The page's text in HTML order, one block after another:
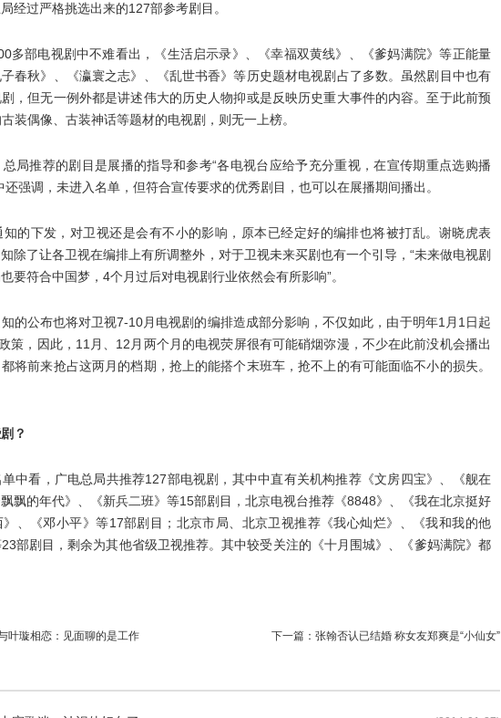
经过严格挑选出来的127部参考剧目。
部电视剧中不难看出，《生活启示录》、《幸福双黄线》、《爹妈满院》等正能量
春秋》、《瀛寰之志》、《乱世书香》等历史题材电视剧占了多数。虽然剧目中也有
，但无一例外都是讲述伟大的历史人物抑或是反映历史重大事件的内容。至于此前预
装偶像、古装神话等题材的电视剧，则无一上榜。
推荐的剧目是展播的指导和参考“各电视台应给予充分重视，在宣传期重点选购播
还强调，未进入名单，但符合宣传要求的优秀剧目，也可以在展播期间播出。
下发，对卫视还是会有不小的影响，原本已经定好的编排也将被打乱。谢晓虎表
除了让各卫视在编排上有所调整外，对于卫视未来买剧也有一个引导，“未来做电视剧
要符合中国梦，4个月过后对电视剧行业依然会有所影响”。
公布也将对卫视7-10月电视剧的编排造成部分影响，不仅如此，由于明年1月1日起
策，因此，11月、12月两个月的电视荧屏很有可能硝烟弥漫，不少在此前没机会播出
将前来抢占这两月的档期，抢上的能搭个末班车，抢不上的有可能面临不小的损失。
？
看，广电总局共推荐127部电视剧，其中中直有关机构推荐《文房四宝》、《舰在
飘的年代》、《新兵二班》等15部剧目，北京电视台推荐《8848》、《我在北京挺好
》、《邓小平》等17部剧目；北京市局、北京卫视推荐《我心灿烂》、《我和我的他
部剧目，剩余为其他省级卫视推荐。其中较受关注的《十月围城》、《爹妈满院》都
叶璇相恋：见面聊的是工作 下一篇： 张翰否认已结婚 称女友郑爽是“小仙女”